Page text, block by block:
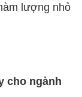
lượng nhỏ
cho ngành